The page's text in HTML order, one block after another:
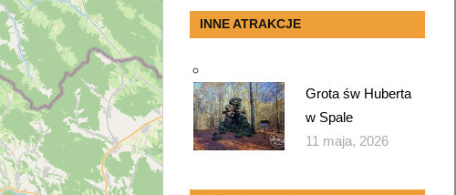
INNE ATRAKCJE
Grota św Huberta
w Spale
11 maja, 2026